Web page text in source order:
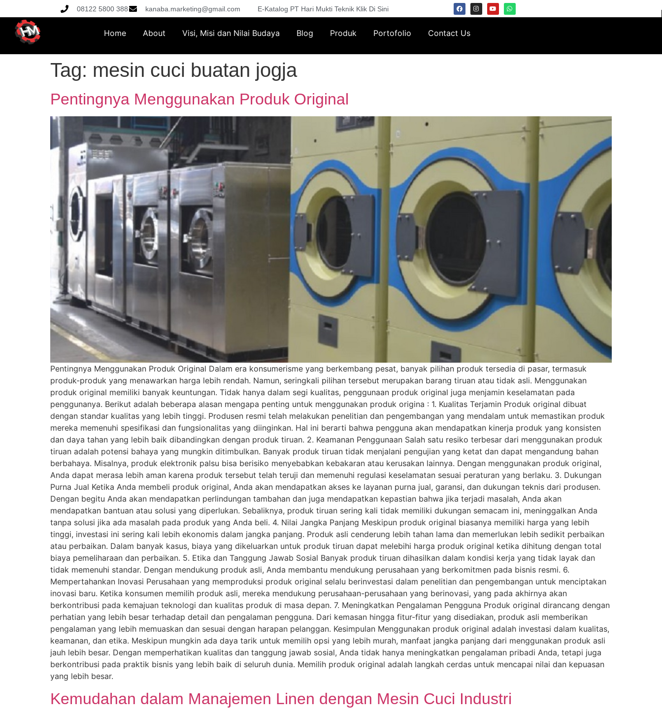
08122 5800 388 kanaba.marketing@gmail.com E-Katalog PT Hari Mukti Teknik Klik Di Sini
Home About Visi, Misi dan Nilai Budaya Blog Produk Portofolio Contact Us
Tag: mesin cuci buatan jogja
Pentingnya Menggunakan Produk Original
Pentingnya Menggunakan Produk Original Dalam era konsumerisme yang berkembang pesat, banyak pilihan produk tersedia di pasar, termasuk
produk-produk yang menawarkan harga lebih rendah. Namun, seringkali pilihan tersebut merupakan barang tiruan atau tidak asli. Menggunakan
produk original memiliki banyak keuntungan. Tidak hanya dalam segi kualitas, penggunaan produk original juga menjamin keselamatan pada
penggunanya. Berikut adalah beberapa alasan mengapa penting untuk menggunakan produk origina : 1. Kualitas Terjamin Produk original dibuat
dengan standar kualitas yang lebih tinggi. Produsen resmi telah melakukan penelitian dan pengembangan yang mendalam untuk memastikan produk
mereka memenuhi spesifikasi dan fungsionalitas yang diinginkan. Hal ini berarti bahwa pengguna akan mendapatkan kinerja produk yang konsisten
dan daya tahan yang lebih baik dibandingkan dengan produk tiruan. 2. Keamanan Penggunaan Salah satu resiko terbesar dari menggunakan produk
tiruan adalah potensi bahaya yang mungkin ditimbulkan. Banyak produk tiruan tidak menjalani pengujian yang ketat dan dapat mengandung bahan
berbahaya. Misalnya, produk elektronik palsu bisa berisiko menyebabkan kebakaran atau kerusakan lainnya. Dengan menggunakan produk original,
Anda dapat merasa lebih aman karena produk tersebut telah teruji dan memenuhi regulasi keselamatan sesuai peraturan yang berlaku. 3. Dukungan
Purna Jual Ketika Anda membeli produk original, Anda akan mendapatkan akses ke layanan purna jual, garansi, dan dukungan teknis dari produsen.
Dengan begitu Anda akan mendapatkan perlindungan tambahan dan juga mendapatkan kepastian bahwa jika terjadi masalah, Anda akan
mendapatkan bantuan atau solusi yang diperlukan. Sebaliknya, produk tiruan sering kali tidak memiliki dukungan semacam ini, meninggalkan Anda
tanpa solusi jika ada masalah pada produk yang Anda beli. 4. Nilai Jangka Panjang Meskipun produk original biasanya memiliki harga yang lebih
tinggi, investasi ini sering kali lebih ekonomis dalam jangka panjang. Produk asli cenderung lebih tahan lama dan memerlukan lebih sedikit perbaikan
atau perbaikan. Dalam banyak kasus, biaya yang dikeluarkan untuk produk tiruan dapat melebihi harga produk original ketika dihitung dengan total
biaya pemeliharaan dan perbaikan. 5. Etika dan Tanggung Jawab Sosial Banyak produk tiruan dihasilkan dalam kondisi kerja yang tidak layak dan
tidak memenuhi standar. Dengan mendukung produk asli, Anda membantu mendukung perusahaan yang berkomitmen pada bisnis resmi. 6.
Mempertahankan Inovasi Perusahaan yang memproduksi produk original selalu berinvestasi dalam penelitian dan pengembangan untuk menciptakan
inovasi baru. Ketika konsumen memilih produk asli, mereka mendukung perusahaan-perusahaan yang berinovasi, yang pada akhirnya akan
berkontribusi pada kemajuan teknologi dan kualitas produk di masa depan. 7. Meningkatkan Pengalaman Pengguna Produk original dirancang dengan
perhatian yang lebih besar terhadap detail dan pengalaman pengguna. Dari kemasan hingga fitur-fitur yang disediakan, produk asli memberikan
pengalaman yang lebih memuaskan dan sesuai dengan harapan pelanggan. Kesimpulan Menggunakan produk original adalah investasi dalam kualitas,
keamanan, dan etika. Meskipun mungkin ada daya tarik untuk memilih opsi yang lebih murah, manfaat jangka panjang dari menggunakan produk asli
jauh lebih besar. Dengan memperhatikan kualitas dan tanggung jawab sosial, Anda tidak hanya meningkatkan pengalaman pribadi Anda, tetapi juga
berkontribusi pada praktik bisnis yang lebih baik di seluruh dunia. Memilih produk original adalah langkah cerdas untuk mencapai nilai dan kepuasan
yang lebih besar.
Kemudahan dalam Manajemen Linen dengan Mesin Cuci Industri